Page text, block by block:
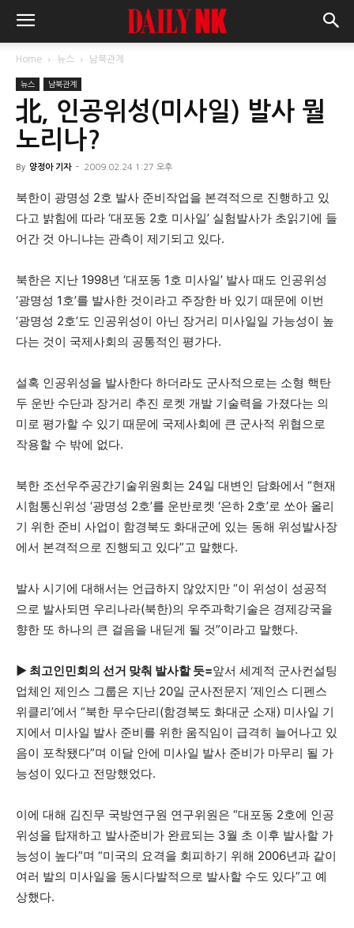
Home 뉴스 남북관계
뉴스 남북관계
北, 인공위성(미사일) 발사 뭘
노리나?
By 양정아 기자 - 2009.02.24 1:27 오후
북한이 광명성 2호 발사 준비작업을 본격적으로 진행하고 있
다고 밝힘에 따라 ‘대포동 2호 미사일’ 실험발사가 초읽기에 들
어간 것 아니냐는 관측이 제기되고 있다.
북한은 지난 1998년 ‘대포동 1호 미사일’ 발사 때도 인공위성
‘광명성 1호’를 발사한 것이라고 주장한 바 있기 때문에 이번
‘광명성 2호’도 인공위성이 아닌 장거리 미사일일 가능성이 높
다는 것이 국제사회의 공통적인 평가다.
설혹 인공위성을 발사한다 하더라도 군사적으로는 소형 핵탄
두 운반 수단과 장거리 추진 로켓 개발 기술력을 가졌다는 의
미로 평가할 수 있기 때문에 국제사회에 큰 군사적 위협으로
작용할 수 밖에 없다.
북한 조선우주공간기술위원회는 24일 대변인 담화에서 “현재
시험통신위성 ‘광명성 2호’를 운반로켓 ‘은하 2호’로 쏘아 올리
기 위한 준비 사업이 함경북도 화대군에 있는 동해 위성발사장
에서 본격적으로 진행되고 있다”고 말했다.
발사 시기에 대해서는 언급하지 않았지만 “이 위성이 성공적
으로 발사되면 우리나라(북한)의 우주과학기술은 경제강국을
향한 또 하나의 큰 걸음을 내딛게 될 것”이라고 말했다.
▶ 최고인민회의 선거 맞춰 발사할 듯=앞서 세계적 군사컨설팅
업체인 제인스 그룹은 지난 20일 군사전문지 ‘제인스 디펜스
위클리’에서 “북한 무수단리(함경북도 화대군 소재) 미사일 기
지에서 미사일 발사 준비를 위한 움직임이 급격히 늘어나고 있
음이 포착됐다”며 이달 안에 미사일 발사 준비가 마무리 될 가
능성이 있다고 전망했었다.
이에 대해 김진무 국방연구원 연구위원은 “대포동 2호에 인공
위성을 탑재하고 발사준비가 완료되는 3월 초 이후 발사할 가
능성이 높다”며 “미국의 요격을 회피하기 위해 2006년과 같이
여러 발의 미사일을 동시다발적으로 발사할 수도 있다”고 예
상했다.